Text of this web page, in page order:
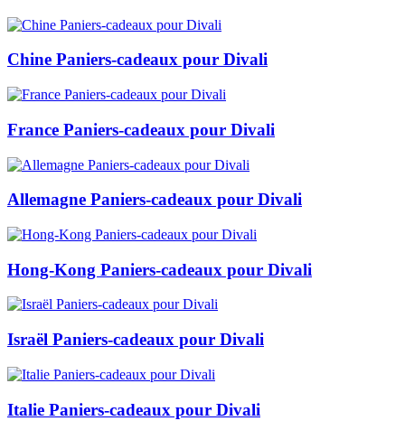
Chine Paniers-cadeaux pour Divali
France Paniers-cadeaux pour Divali
Allemagne Paniers-cadeaux pour Divali
Hong-Kong Paniers-cadeaux pour Divali
Israël Paniers-cadeaux pour Divali
Italie Paniers-cadeaux pour Divali